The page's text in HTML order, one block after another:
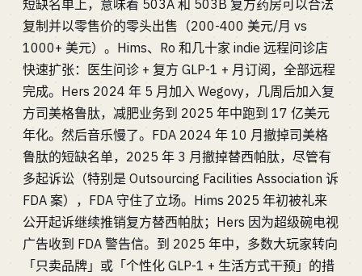
短缺名单上，意味着 503A 和 503B 复方药房可以合法
复制并以零售价的零头出售（200-400 美元/月 vs
1000+ 美元）。Hims、Ro 和几十家 indie 远程问诊店
快速扩张：医生问诊 + 复方 GLP-1 + 月订阅，全部远程
完成。Hers 2024 年 5 月加入 Wegovy，几周后加入复
方司美格鲁肽，减肥业务到 2025 年中跑到 17 亿美元
年化。然后音乐慢了。FDA 2024 年 10 月撤掉司美格
鲁肽的短缺名单，2025 年 3 月撤掉替西帕肽，尽管有
多起诉讼（特别是 Outsourcing Facilities Association 诉
FDA 案），FDA 守住了立场。Hims 2025 年初被礼来
公开起诉继续推销复方替西帕肽；Hers 因为超级碗电视
广告收到 FDA 警告信。到 2025 年中，多数大玩家转向
「只卖品牌」或「个性化 GLP-1 + 生活方式干预」的措